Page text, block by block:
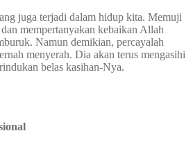
juga terjadi dalam hidup kita. Memuji
mempertanyakan kebaikan Allah
Namun demikian, percayalah
menyerah. Dia akan terus mengasihi
belas kasihan-Nya.